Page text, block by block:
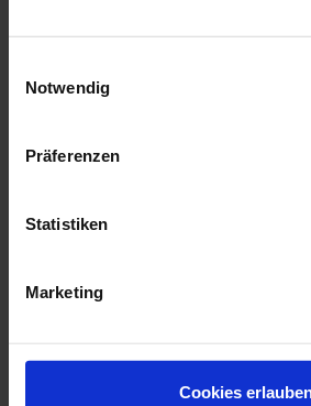
Notwendig
Präferenzen
Statistiken
Marketing
Cookies
Trainingsgeräte aus Holz und Stein
durch einfache Bewegungen und tiefe
es, Körper und Geist durch